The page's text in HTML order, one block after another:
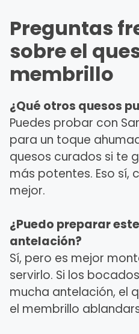
Preguntas
sobre el
membrillo
¿Qué otros quesos
Puedes probar con
para un toque
quesos curados si te
más potentes. Eso sí,
mejor.
¿Puedo preparar
antelación?
Sí, pero es mejor
servirlo. Si los
mucha antelación, el
el membrillo